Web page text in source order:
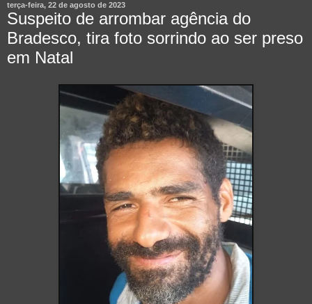
terça-feira, 22 de agosto de 2023
Suspeito de arrombar agência do
Bradesco, tira foto sorrindo ao ser preso
em Natal